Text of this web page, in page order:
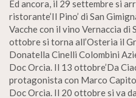
Ed ancora, il 29 settembre si
ristorante’Il Pino’ di San
Vacche con il vino Vernaccia di
ottobre si torna all’Osteria il
Donatella Cinelli Colombini
Doc Orcia. Il 13 ottobre’Da
protagonista con Marco
Doc Orcia. Il 20 ottobre si va